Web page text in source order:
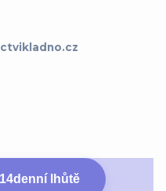
lhůtě